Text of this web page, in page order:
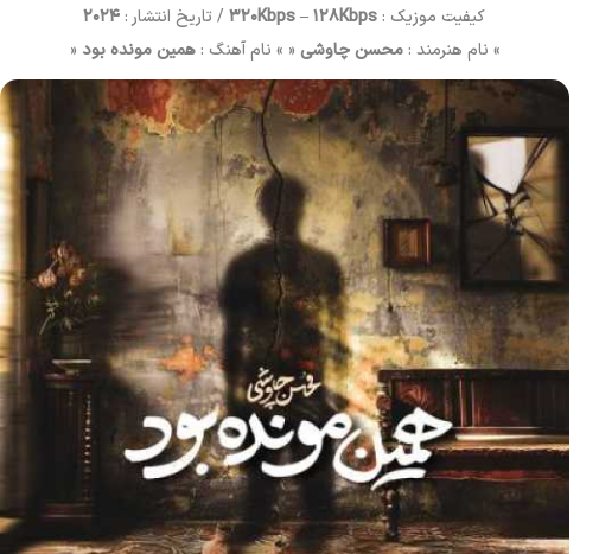
کیفیت موزیک : 320Kbps – 128Kbps/ تاریخ انتشار : 2024
» نام هنرمند :محسن چاوشی « » نام آهنگ :همین مونده بود «